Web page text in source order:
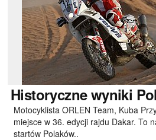
Historycznewyniki
Motocyklista ORLEN Team, Kuba
miejsce w 36. edycji rajdu Dakar. To
startów Polaków..